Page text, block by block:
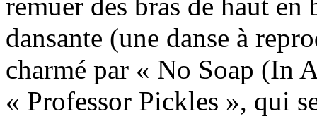
dansante (une danse à
charmé par « No Soap (In
« Professor Pickles », qui